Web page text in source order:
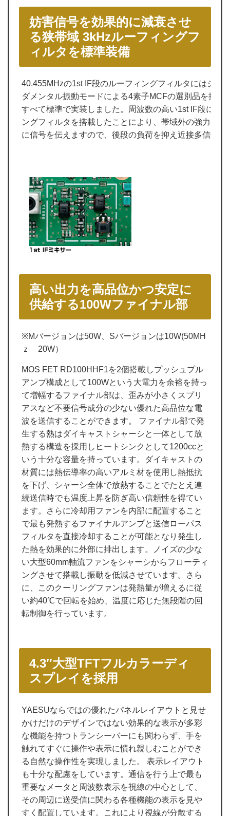
妨害信号を効果的に減衰させ
る狭帯域 3kHzルーフィングフ
ィルタを標準装備
40.455MHzの1st IF段のルーフィングフィルタにはシャ
ダメンタル振動モードによる4素子MCFの選別品を採
すべて標準で実装しました。周波数の高い1st IF段にお
ングフィルタを搭載したことにより、帯域外の強力な
に信号を伝えますので、後段の負荷を抑え近接多信号
高い出力を高品位かつ安定に
供給する100Wファイナル部
※Mバージョンは50W、Sバージョンは10W(50MH
ｚ 20W）
MOS FET RD100HHF1を2個搭載しプッシュプル
アンプ構成として100Wという大電力を余裕を持っ
て増幅するファイナル部は、歪みが小さくスプリ
アスなど不要信号成分の少ない優れた高品位な電
波を送信することができます。 ファイナル部で発
生する熱はダイキャストシャーシと一体として放
熱する構造を採用しヒートシンクとして1200ccと
いう十分な容量を持っています。ダイキャストの
材質には熱伝導率の高いアルミ材を使用し熱抵抗
を下げ、シャーシ全体で放熱することでたとえ連
続送信時でも温度上昇を防ぎ高い信頼性を得てい
ます。さらに冷却用ファンを内部に配置すること
で最も発熱するファイナルアンプと送信ローパス
フィルタを直接冷却することが可能となり発生し
た熱を効果的に外部に排出します。ノイズの少な
い大型60mm軸流ファンをシャーシからフローティ
ングさせて搭載し振動を低減させています。さら
に、このクーリングファンは発熱量が増えるに従
い約40℃で回転を始め、温度に応じた無段階の回
転制御を行っています。
4.3″大型TFTフルカラーディ
スプレイを採用
YAESUならではの優れたパネルレイアウトと見せ
かけだけのデザインではない効果的な表示が多彩
な機能を持つトランシーバーにも関わらず、手を
触れてすぐに操作や表示に慣れ親しむことができ
る自然な操作性を実現しました。 表示レイアウト
も十分な配慮をしています。通信を行う上で最も
重要なメータと周波数表示を視線の中心として、
その周辺に送受信に関わる各種機能の表示を見や
すく配置しています。これにより視線が分散する